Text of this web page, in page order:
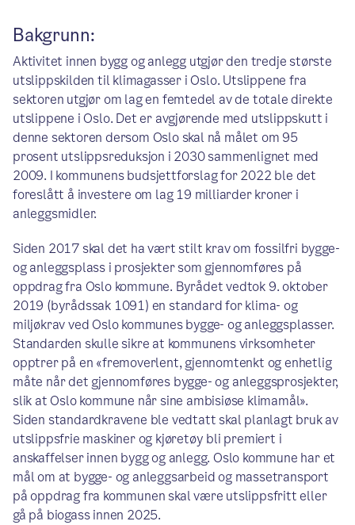
Bakgrunn:
Aktivitet innen bygg og anlegg utgjør den tredje største
utslippskilden til klimagasser i Oslo. Utslippene fra
sektoren utgjør om lag en femtedel av de totale direkte
utslippene i Oslo. Det er avgjørende med utslippskutt i
denne sektoren dersom Oslo skal nå målet om 95
prosent utslippsreduksjon i 2030 sammenlignet med
2009. I kommunens budsjettforslag for 2022 ble det
foreslått å investere om lag 19 milliarder kroner i
anleggsmidler.
Siden 2017 skal det ha vært stilt krav om fossilfri bygge-
og anleggsplass i prosjekter som gjennomføres på
oppdrag fra Oslo kommune. Byrådet vedtok 9. oktober
2019 (byrådssak 1091) en standard for klima- og
miljøkrav ved Oslo kommunes bygge- og anleggsplasser.
Standarden skulle sikre at kommunens virksomheter
opptrer på en «fremoverlent, gjennomtenkt og enhetlig
måte når det gjennomføres bygge- og anleggsprosjekter,
slik at Oslo kommune når sine ambisiøse klimamål».
Siden standardkravene ble vedtatt skal planlagt bruk av
utslippsfrie maskiner og kjøretøy bli premiert i
anskaffelser innen bygg og anlegg. Oslo kommune har et
mål om at bygge- og anleggsarbeid og massetransport
på oppdrag fra kommunen skal være utslippsfritt eller
gå på biogass innen 2025.